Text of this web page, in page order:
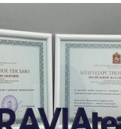
партнёром ...